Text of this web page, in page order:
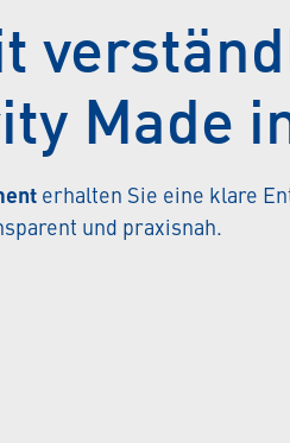
Made
erhalten Sie eine klare
und praxisnah.